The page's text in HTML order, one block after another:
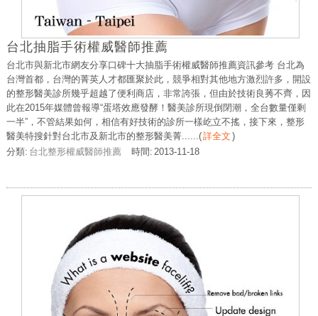
台北抽脂手術權威醫師推薦
台北市與新北市網友分享口碑十大抽脂手術權威醫師推薦資訊參考 台北為
台灣首都，台灣的菁英人才都匯聚於此，競爭相對其他地方激烈許多，開設
的整形醫美診所幾乎超越了便利商店，非常誇張，但由於技術良莠不齊，因
此在2015年媒體曾報導“蛋塔效應發酵！醫美診所現倒閉潮，全台數量僅剩
一半”，不管結果如何，相信有好技術的診所一樣屹立不搖，接下來，整形
醫美特搜針對台北市及新北市的整形醫美菁......(詳全文 )
分類: 台北整形權威醫師推薦 時間: 2013-11-18